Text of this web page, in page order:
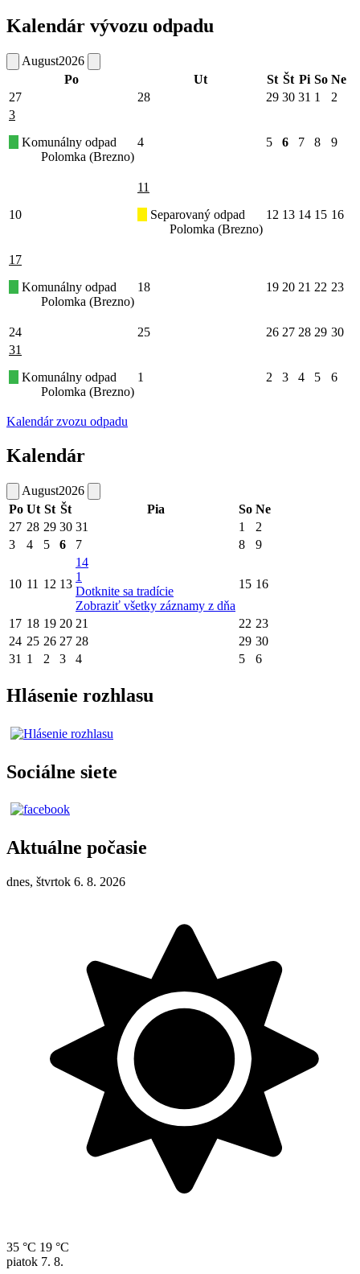
Kalendár vývozu odpadu
August2026
Po
Ut St Št Pi So Ne
27
28 29 30 31 1
2
3
Komunálny odpad
Polomka (Brezno)
4 5 6 7 8 9
10
11
Separovaný odpad
Polomka (Brezno)
12 13 14 15 16
17
Komunálny odpad
Polomka (Brezno)
18 19 20 21 22 23
24 25 26 27 28 29 30
31
Komunálny odpad
Polomka (Brezno)
1 2 3 4 5 6
Kalendár zvozu odpadu
Kalendár
August2026
Po Ut St Št Pia So Ne
27 28 29 30 31 1
2
3
4 5 6 7 8 9
10 11 12 13
14
1
Dotknite sa tradície
Zobraziť všetky záznamy z dňa
15 16
17 18 19 20 21 22 23
24 25 26 27 28 29 30
31 1 2 3 4 5 6
Hlásenie rozhlasu
Sociálne siete
Aktuálne počasie
dnes, štvrtok 6. 8. 2026
35 °C 19 °C
piatok 7. 8.